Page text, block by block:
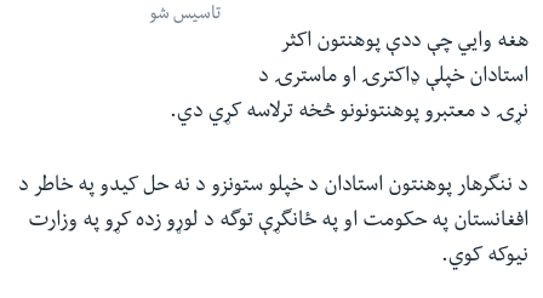
تاسیس شو
هغه وایي چې ددې پوهنتون اکثر
استادان خپلې ډاکترۍ او ماسترۍ د
نړۍ د معتبرو پوهنتونونو څخه ترلاسه کړي دي.
د ننگرهار پوهنتون استادان د خپلو ستونزو د نه حل کیدو په خاطر د
افغانستان په حکومت او په ځانگړې توگه د لوړو زده کړو په وزارت
نیوکه کوي.